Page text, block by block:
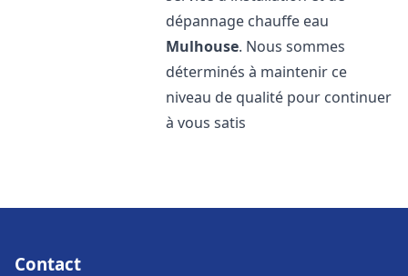
dépannage chauffe eau
Mulhouse. Nous sommes
déterminés à maintenir ce
niveau de qualité pour continuer
à vous satis
Contact